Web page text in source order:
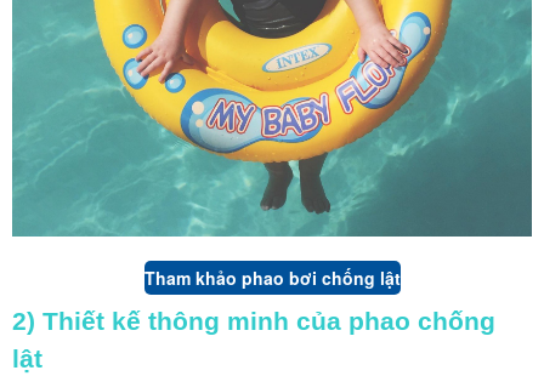
Tham khảo phao bơi chống lật
2) Thiết kế thông minh của phao chống
lật